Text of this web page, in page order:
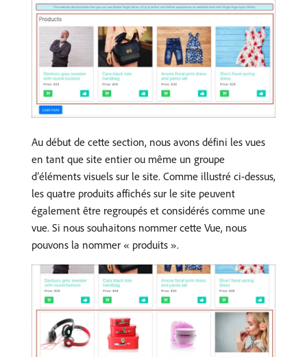
Au début de cette section, nous avons défini les vues
en tant que site entier ou même un groupe
d’éléments visuels sur le site. Comme illustré ci-dessus,
les quatre produits affichés sur le site peuvent
également être regroupés et considérés comme une
vue. Si nous souhaitons nommer cette Vue, nous
pouvons la nommer « produits ».